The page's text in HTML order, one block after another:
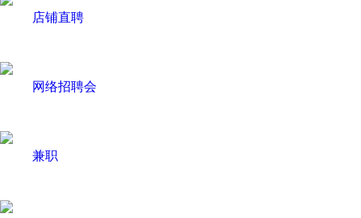
店铺直聘
网络招聘会
兼职